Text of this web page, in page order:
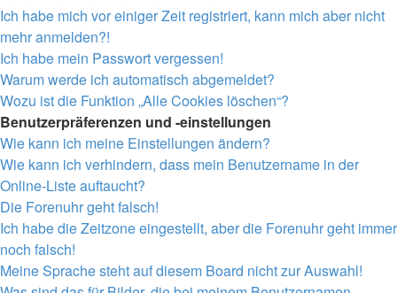
Ich habe mich vor einiger Zeit registriert, kann mich aber nicht
mehr anmelden?!
Ich habe mein Passwort vergessen!
Warum werde ich automatisch abgemeldet?
Wozu ist die Funktion „Alle Cookies löschen“?
Benutzerpräferenzen und -einstellungen
Wie kann ich meine Einstellungen ändern?
Wie kann ich verhindern, dass mein Benutzername in der
Online-Liste auftaucht?
Die Forenuhr geht falsch!
Ich habe die Zeitzone eingestellt, aber die Forenuhr geht immer
noch falsch!
Meine Sprache steht auf diesem Board nicht zur Auswahl!